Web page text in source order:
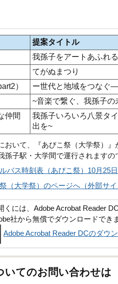
提案タイトル
我孫子をアートあふれ
てがぬまつり
）
ー世代と地域をつなぐ
~音楽で繋ぐ、我孫子の
仲間
我孫子いろいろ八景タ
出を~
おいて、『あびこ祭（大学祭）』
孫子駅・大学間で運行されますの
バス時刻表（あびこ祭）10月25
（大学祭）のページへ（外部サイ
には、Adobe Acrobat Reader
社から無償でダウンロードでき
Adobe Acrobat Reader DCのダウ
いてのお問い合わせは